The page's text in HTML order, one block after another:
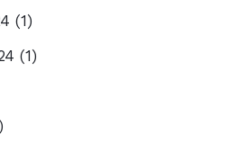
(1)
(1)